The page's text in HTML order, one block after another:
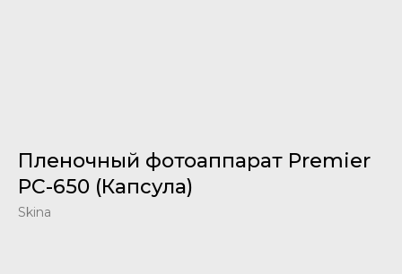
Пленочный фотоаппарат Premier
PC-650 (Капсула)
Skina